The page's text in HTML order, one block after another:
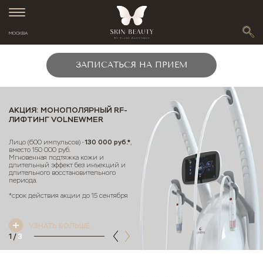
МОСКВА
ЗАПИСАТЬСЯ НА ПРИЕМ
АКЦИЯ: МОНОПОЛЯРНЫЙ RF-
ЛИФТИНГ VOLNEWMER
Лицо (600 импульсов) -130 000 руб.*,
вместо 150 000 руб.
Мгновенная подтяжка кожи и
длительный эффект без инъекций и
длительного восстановительного
периода.
*срок действия акции до 15 сентября
УЗНАТЬ БОЛЬШЕ
1 / 3